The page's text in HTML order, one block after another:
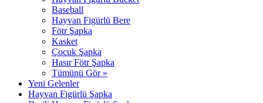
Baseball
Hayvan Figürlü Bere
Fötr Şapka
Kasket
Çocuk Şapka
Hasır Fötr Şapka
Tümünü Gör »
Yeni Gelenler
Hayvan Figürlü Şapka